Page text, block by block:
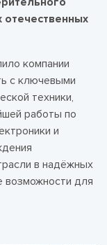
отечественных
компании
с ключевыми
техники,
работы по
и
в надёжных
возможности для